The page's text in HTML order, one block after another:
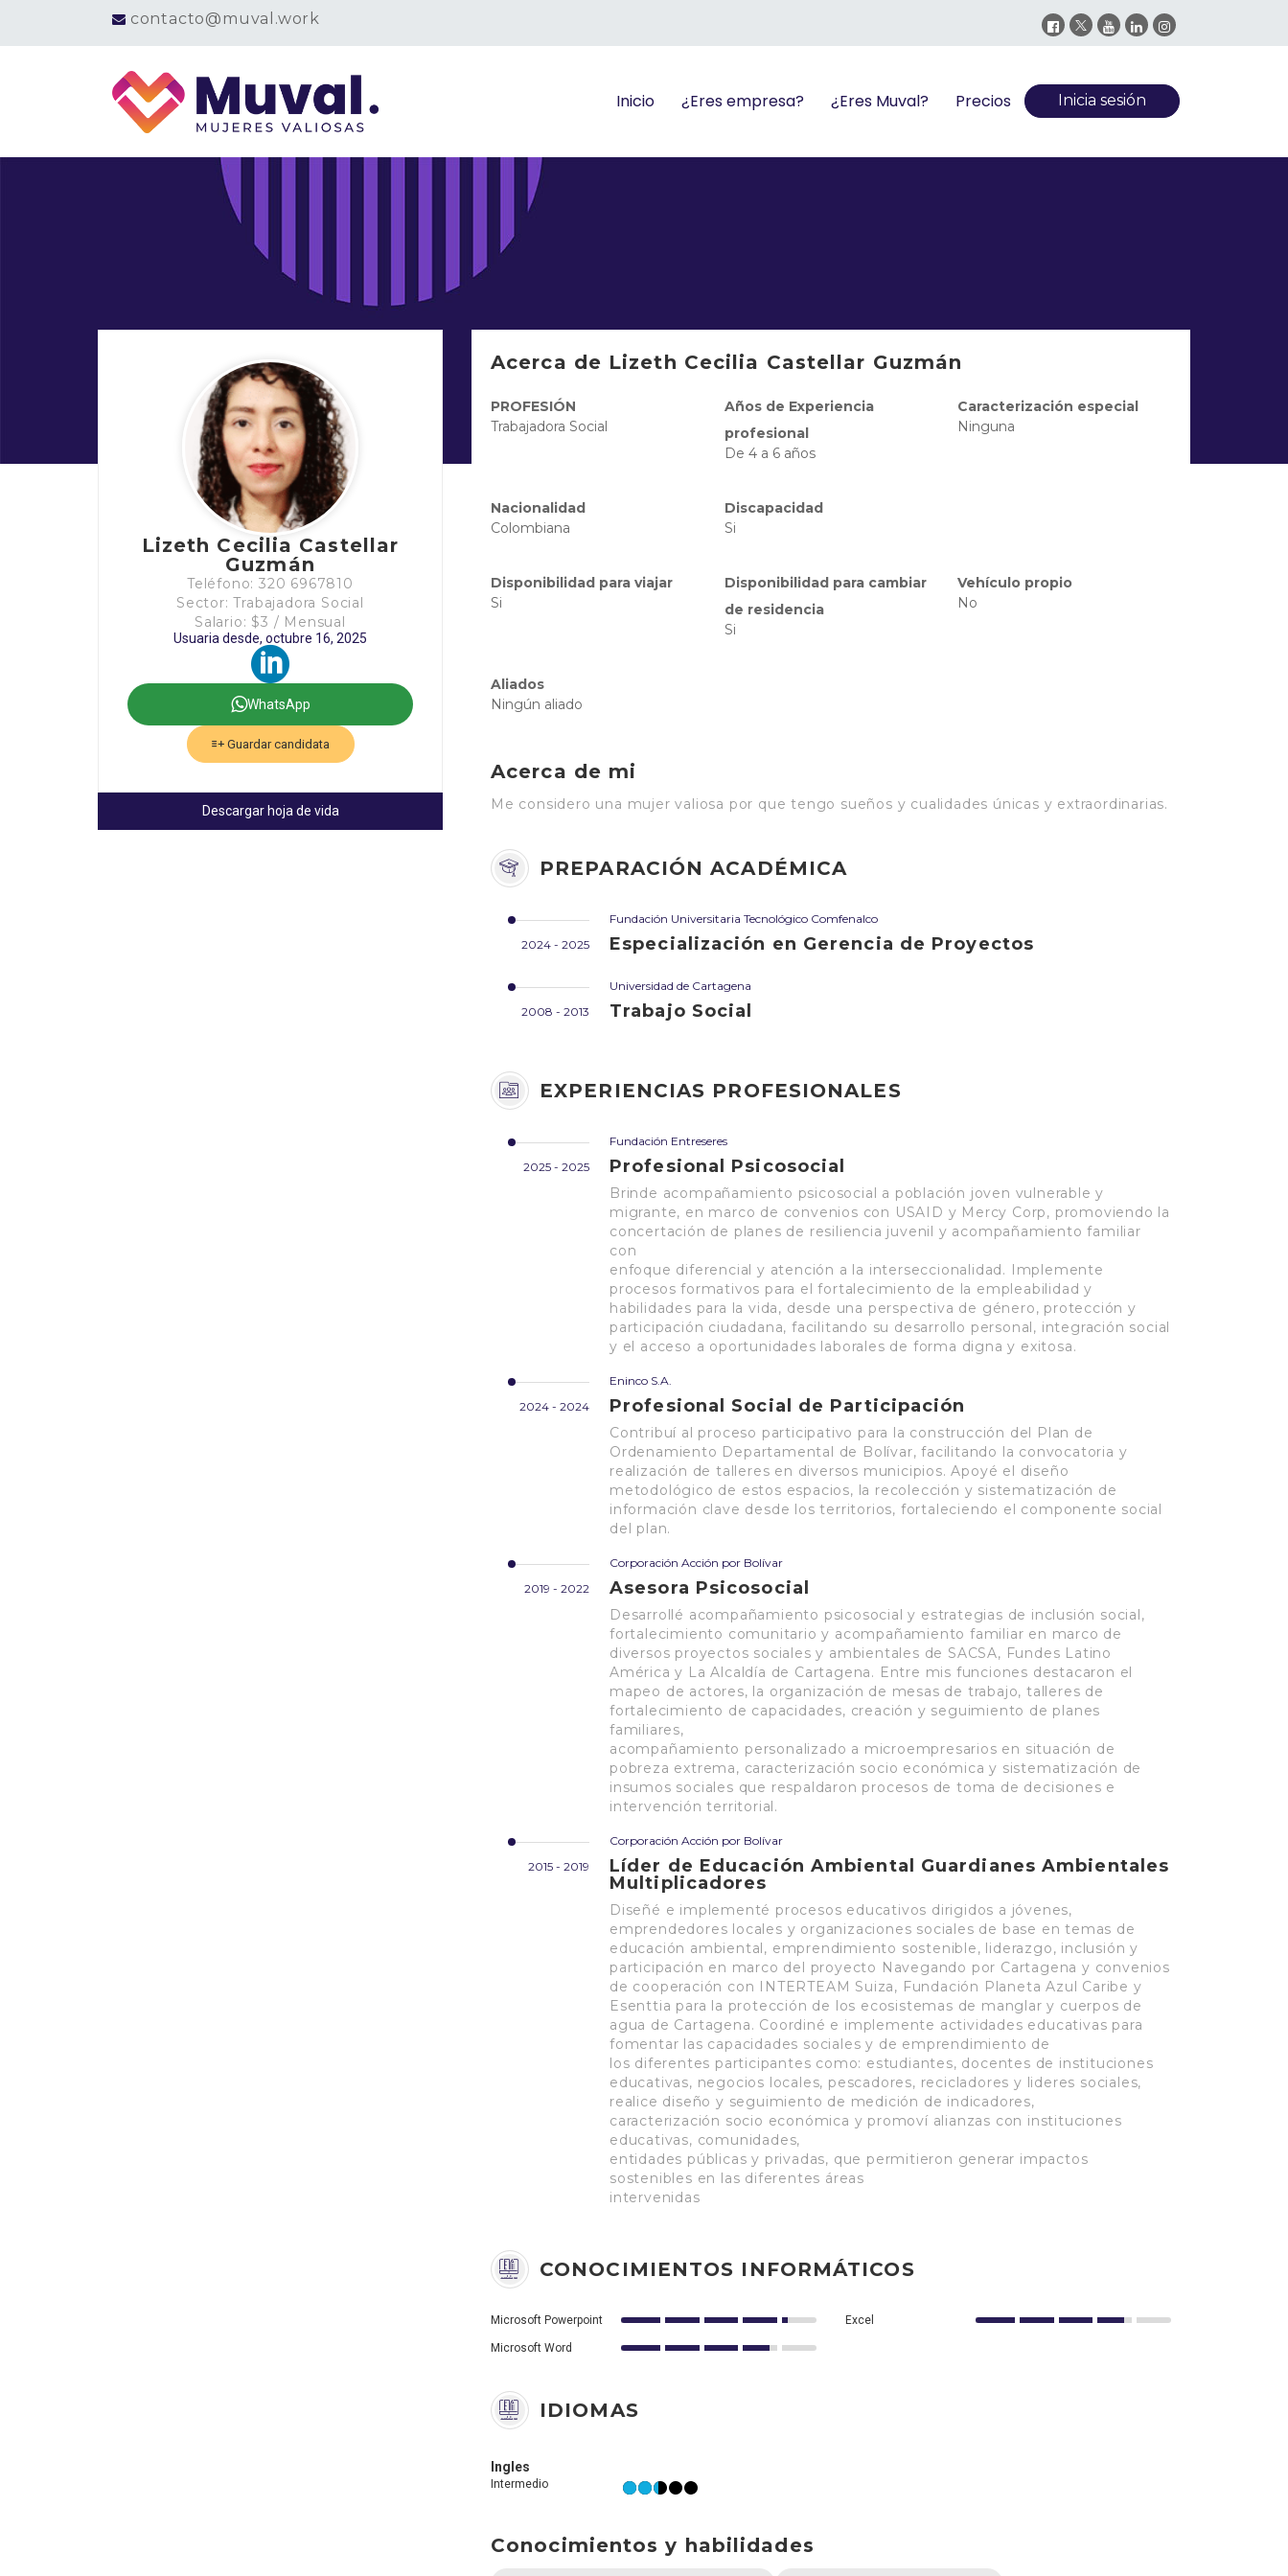
contacto@muval.work
Inicia sesión
Inicio ¿Eres empresa? ¿Eres Muval? Precios
Lizeth Cecilia Castellar
Guzmán
Teléfono: 320 6967810
Sector: Trabajadora Social
Salario: $3 / Mensual
Usuaria desde, octubre 16, 2025
WhatsApp
Guardar candidata
Descargar hoja de vida
Acerca de Lizeth Cecilia Castellar Guzmán
PROFESIÓN
Trabajadora Social
Años de Experiencia
profesional
De 4 a 6 años
Caracterización especial
Ninguna
Nacionalidad
Colombiana
Discapacidad
Si
Disponibilidad para viajar
Si
Disponibilidad para cambiar
de residencia
Si
Vehículo propio
No
Aliados
Ningún aliado
Acerca de mi
Me considero una mujer valiosa por que tengo sueños y cualidades únicas y extraordinarias.
PREPARACIÓN ACADÉMICA
2024 - 2025
Fundación Universitaria Tecnológico Comfenalco
Especialización en Gerencia de Proyectos
2008 - 2013
Universidad de Cartagena
Trabajo Social
EXPERIENCIAS PROFESIONALES
2025 - 2025
Fundación Entreseres
Profesional Psicosocial
Brinde acompañamiento psicosocial a población joven vulnerable y
migrante, en marco de convenios con USAID y Mercy Corp, promoviendo la
concertación de planes de resiliencia juvenil y acompañamiento familiar
con
enfoque diferencial y atención a la interseccionalidad. Implemente
procesos formativos para el fortalecimiento de la empleabilidad y
habilidades para la vida, desde una perspectiva de género, protección y
participación ciudadana, facilitando su desarrollo personal, integración social
y el acceso a oportunidades laborales de forma digna y exitosa.
2024 - 2024
Eninco S.A.
Profesional Social de Participación
Contribuí al proceso participativo para la construcción del Plan de
Ordenamiento Departamental de Bolívar, facilitando la convocatoria y
realización de talleres en diversos municipios. Apoyé el diseño
metodológico de estos espacios, la recolección y sistematización de
información clave desde los territorios, fortaleciendo el componente social
del plan.
2019 - 2022
Corporación Acción por Bolívar
Asesora Psicosocial
Desarrollé acompañamiento psicosocial y estrategias de inclusión social,
fortalecimiento comunitario y acompañamiento familiar en marco de
diversos proyectos sociales y ambientales de SACSA, Fundes Latino
América y La Alcaldía de Cartagena. Entre mis funciones destacaron el
mapeo de actores, la organización de mesas de trabajo, talleres de
fortalecimiento de capacidades, creación y seguimiento de planes
familiares,
acompañamiento personalizado a microempresarios en situación de
pobreza extrema, caracterización socio económica y sistematización de
insumos sociales que respaldaron procesos de toma de decisiones e
intervención territorial.
2015 - 2019
Corporación Acción por Bolívar
Líder de Educación Ambiental Guardianes Ambientales
Multiplicadores
Diseñé e implementé procesos educativos dirigidos a jóvenes,
emprendedores locales y organizaciones sociales de base en temas de
educación ambiental, emprendimiento sostenible, liderazgo, inclusión y
participación en marco del proyecto Navegando por Cartagena y convenios
de cooperación con INTERTEAM Suiza, Fundación Planeta Azul Caribe y
Esenttia para la protección de los ecosistemas de manglar y cuerpos de
agua de Cartagena. Coordiné e implemente actividades educativas para
fomentar las capacidades sociales y de emprendimiento de
los diferentes participantes como: estudiantes, docentes de instituciones
educativas, negocios locales, pescadores, recicladores y lideres sociales,
realice diseño y seguimiento de medición de indicadores,
caracterización socio económica y promoví alianzas con instituciones
educativas, comunidades,
entidades públicas y privadas, que permitieron generar impactos
sostenibles en las diferentes áreas
intervenidas
CONOCIMIENTOS INFORMÁTICOS
Microsoft Powerpoint Excel
Microsoft Word
IDIOMAS
Ingles
Intermedio
Conocimientos y habilidades